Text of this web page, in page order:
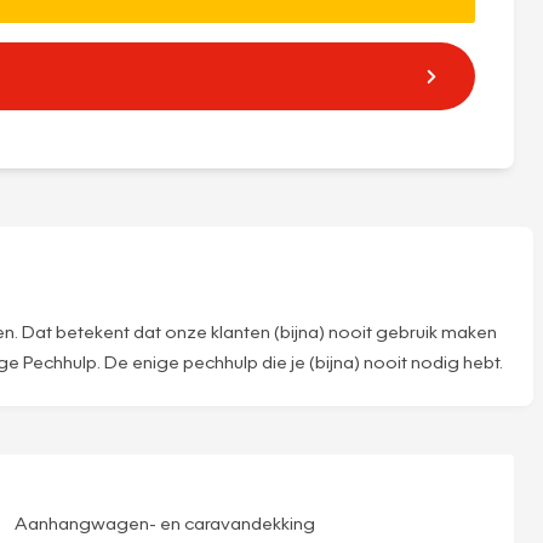
Dat betekent dat onze klanten (bijna) nooit gebruik maken
De enige pechhulp die je (bijna) nooit nodig hebt.
Aanhangwagen- en caravandekking